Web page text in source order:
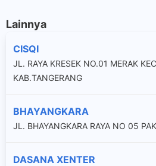
Lainnya
CISQI
JL. RAYA KRESEK NO.01 MERAK
KAB.TANGERANG
BHAYANGKARA
JL. BHAYANGKARA RAYA NO 05
DASANA XENTER